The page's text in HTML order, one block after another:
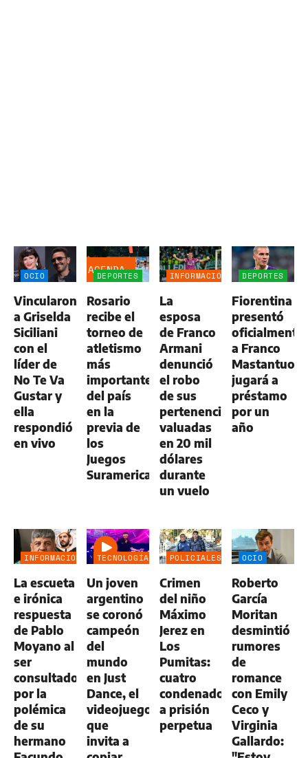
OCIO
Vincularon
a Griselda
Siciliani
con el
líder de
No Te Va
Gustar y
ella
respondió
en vivo
DEPORTES
AGENDA
Rosario
recibe el
torneo de
atletismo
más
importante
del país
en la
previa de
los
Juegos
Suramericanos
INFORMACIÓN
La
esposa
de Franco
Armani
denunció
el robo
de sus
pertenencias
valuadas
en 20 mil
dólares
durante
un vuelo
DEPORTES
Fiorentina
presentó
oficialmente
a Franco
jugará a
préstamo
por un
año
INFORMACIÓN
La escueta
e irónica
respuesta
de Pablo
Moyano al
ser
consultado
por la
polémica
de su
hermano
TECNOLOGÍA
Un joven
argentino
se coronó
campeón
del
mundo
en Just
Dance, el
videojuego
que
invita a
POLICIALES
Crimen
del niño
Máximo
Jerez en
Los
Pumitas:
cuatro
condenados
a prisión
perpetua
OCIO
Roberto
García
Moritan
desmintió
rumores
de
romance
con Emily
Ceco y
Virginia
Gallardo: